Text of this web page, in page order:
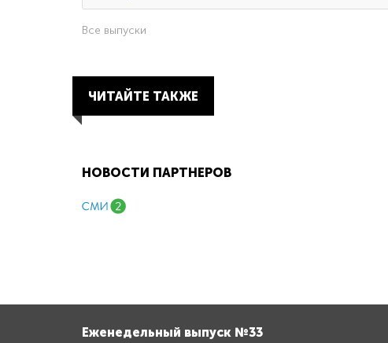
Все выпуски
ЧИТАЙТЕ ТАКЖЕ
НОВОСТИ ПАРТНЕРОВ
Еженедельный выпуск №33